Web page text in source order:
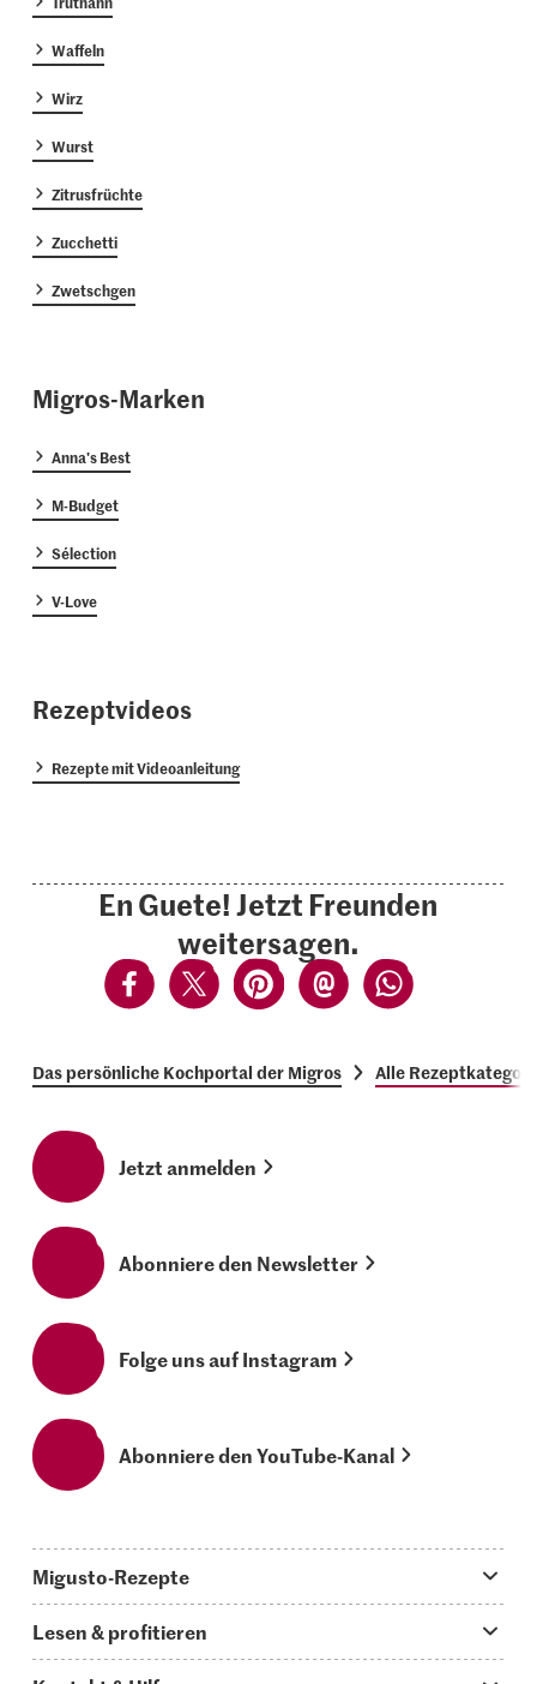
Waffeln
Wirz
Wurst
Zitrusfrüchte
Zucchetti
Zwetschgen
Migros-Marken
Anna's Best
M-Budget
Sélection
V-Love
Rezeptvideos
Rezepte mit Videoanleitung
En Guete! Jetzt Freunden
weitersagen.
Das persönliche Kochportal der Migros Alle
Jetzt anmelden
Abonniere den Newsletter
Folge uns auf Instagram
Abonniere den YouTube-Kanal
Migusto-Rezepte
Was koche ich heute?
Lesen & profitieren